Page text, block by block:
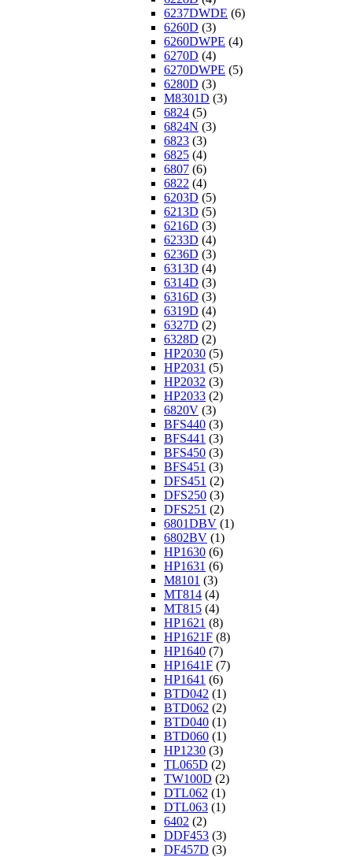
6237DWDE (6)
6260D (3)
6260DWPE (4)
6270D (4)
6270DWPE (5)
6280D (3)
M8301D (3)
6824 (5)
6824N (3)
6823 (3)
6825 (4)
6807 (6)
6822 (4)
6203D (5)
6213D (5)
6216D (3)
6233D (4)
6236D (3)
6313D (4)
6314D (3)
6316D (3)
6319D (4)
6327D (2)
6328D (2)
HP2030 (5)
HP2031 (5)
HP2032 (3)
HP2033 (2)
6820V (3)
BFS440 (3)
BFS441 (3)
BFS450 (3)
BFS451 (3)
DFS451 (2)
DFS250 (3)
DFS251 (2)
6801DBV (1)
6802BV (1)
HP1630 (6)
HP1631 (6)
M8101 (3)
MT814 (4)
MT815 (4)
HP1621 (8)
HP1621F (8)
HP1640 (7)
HP1641F (7)
HP1641 (6)
BTD042 (1)
BTD062 (2)
BTD040 (1)
BTD060 (1)
HP1230 (3)
TL065D (2)
TW100D (2)
DTL062 (1)
DTL063 (1)
6402 (2)
DDF453 (3)
DF457D (3)